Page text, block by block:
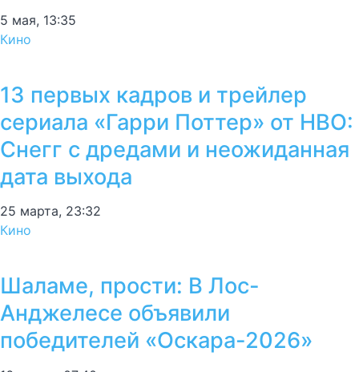
5 мая, 13:35
Кино
13 первых кадров и трейлер
сериала «Гарри Поттер» от HBO:
Снегг с дредами и неожиданная
дата выхода
25 марта, 23:32
Кино
Шаламе, прости: В Лос-
Анджелесе объявили
победителей «Оскара-2026»